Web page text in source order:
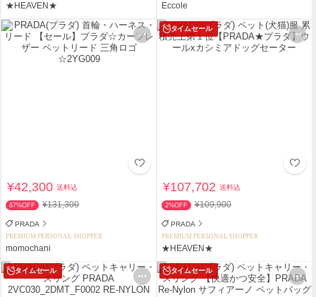
★HEAVEN★ Eccole
¥42,300送料込
67%OFF ¥131,300
PRADA
PREMIUM PERSONAL SHOPPER
momochani
タイムセール
¥107,702送料込
2%OFF ¥109,900
PRADA
PREMIUM PERSONAL SHOPPER
★HEAVEN★
タイムセール タイムセール